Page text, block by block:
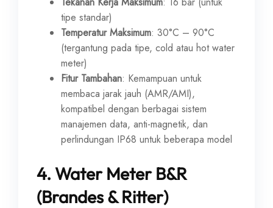
tipe standar)
Temperatur Maksimum: 30°C – 90°C
(tergantung pada tipe, cold atau hot water
meter)
Fitur Tambahan: Kemampuan untuk
membaca jarak jauh (AMR/AMI),
kompatibel dengan berbagai sistem
manajemen data, anti-magnetik, dan
perlindungan IP68 untuk beberapa model
4. Water Meter B&R
(Brandes & Ritter)